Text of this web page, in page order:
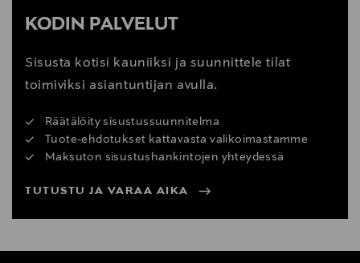
KODIN PALVELUT
Sisusta kotisi kauniiksi ja suunnittele tilat
toimiviksi asiantuntijan avulla.
Räätälöity sisustussuunnitelma
Tuote-ehdotukset kattavasta valikoimastamme
Maksuton sisustushankintojen yhteydessä
TUTUSTU JA VARAA AIKA